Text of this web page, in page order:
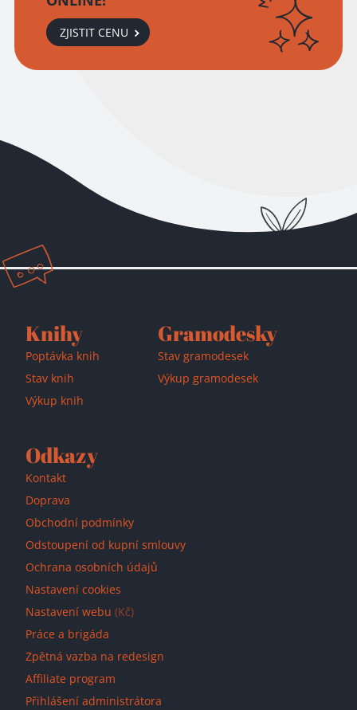
ZJISTIT CENU
Přidáno do košíku!
Knihy
Poptávka knih
Stav knih
Výkup knih
Gramodesky
Stav gramodesek
Výkup gramodesek
Odkazy
Kontakt
Doprava
Obchodní podmínky
Odstoupení od kupní smlouvy
Ochrana osobních údajů
Nastavení cookies
Nastavení webu (Kč)
Práce a brigáda
Zpětná vazba na redesign
Affiliate program
Přihlášení administrátora